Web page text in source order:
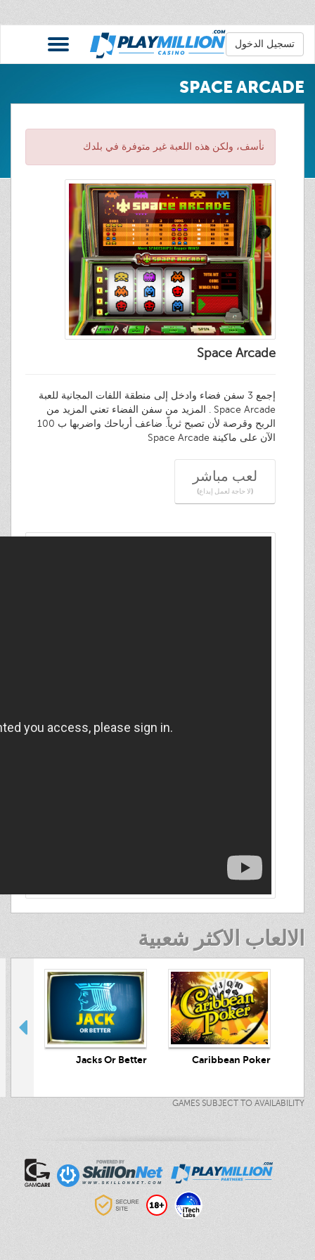
تسجيل الدخول
SPACE ARCADE
نأسف، ولكن هذه اللعبة غير متوفرة في بلدك
Space Arcade
إجمع 3 سفن فضاء وادخل إلى منطقة اللفات المجانية للعبة
Space Arcade . المزيد من سفن الفضاء تعني المزيد من
الربح وقرصة لأن تصبح ثرياً. ضاعف أرباحك واضربها ب 100
الآن على ماكينة Space Arcade
لعب مباشر
(لا حاجة لعمل إيداع)
الالعاب الاكثر شعبية
Caribbean Poker
Jacks Or Better
GAMES SUBJECT TO AVAILABILITY